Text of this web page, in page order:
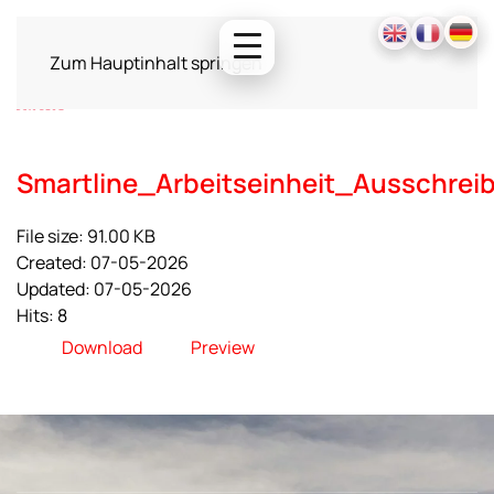
Zum Hauptinhalt springen
File size: 91.00 KB
Created: 07-05-2026
Updated: 07-05-2026
Hits: 8
Download
Preview